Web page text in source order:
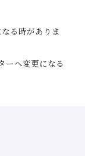
る時がありま
ーへ変更になる